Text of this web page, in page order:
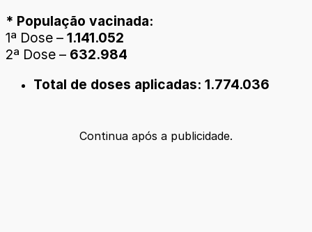
* População vacinada:
1ª Dose – 1.141.052
2ª Dose – 632.984
Total de doses aplicadas: 1.774.036
Continua após a publicidade.